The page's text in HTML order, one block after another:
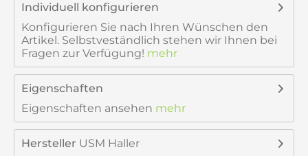
Individuell konfigurieren
Konfigurieren Sie nach Ihren Wünschen den
Artikel. Selbstveständlich stehen wir Ihnen bei
Fragen zur Verfügung! mehr
Eigenschaften
Eigenschaften ansehen mehr
Hersteller USM Haller